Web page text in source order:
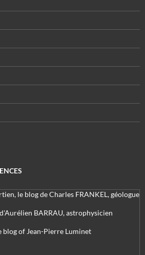
le blog de Charles FRANKEL, géologue
BARRAU, astrophysicien
blog of Jean-Pierre Luminet